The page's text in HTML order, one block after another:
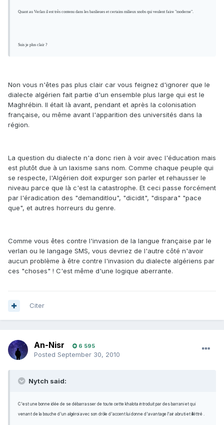
Quant au Verlan il est très contenu dans les banlieues et certains milieux snobs qui veulent faire "moderne".
Suis je plus clair ?
Non vous n'êtes pas plus clair car vous feignez d'ignorer que le
dialecte algérien fait partie d'un ensemble plus large qui est le
Maghrébin. Il était là avant, pendant et après la colonisation
française, ou même avant l'apparition des universités dans la
région.
La question du dialecte n'a donc rien à voir avec l'éducation mais
est plutôt due à un laxisme sans nom. Comme chaque peuple qui
se respecte, l'Algérien doit expurger son parler et rehausser le
niveau parce que là c'est la catastrophe. Et ceci passe forcément
par l'éradication des "demanditlou", "dicidit", "dispara" "pace
que", et autres horreurs du genre.
Comme vous êtes contre l'invasion de la langue française par le
verlan ou le langage SMS, vous devriez de l'autre côté n'avoir
aucun problème à être contre l'invasion du dialecte algériens par
ces "choses" ! C'est même d'une logique aberrante.
Citer
An-Nisr 6 595
Posted September 30, 2010
Nytch said:
C'est une bonne idée de se débarrasser de toute cette khalota introduit par des barrani et qui
venant de la bouche d'un algéroi avec son drôle d'accent lui donne d'avantage l'air abruti et illéttré .